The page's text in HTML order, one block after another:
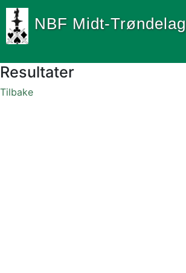
NBF Midt-Trøndelag
Resultater
Tilbake